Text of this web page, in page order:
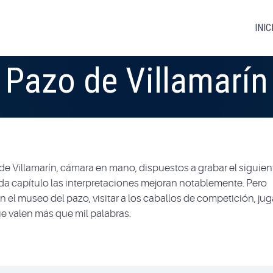
Pazo de Villamarín
Villamarín, cámara en mano, dispuestos a grabar el
capítulo las interpretaciones mejoran notablemente. Pero
museo del pazo, visitar a los caballos de competición,
valen más que mil palabras.